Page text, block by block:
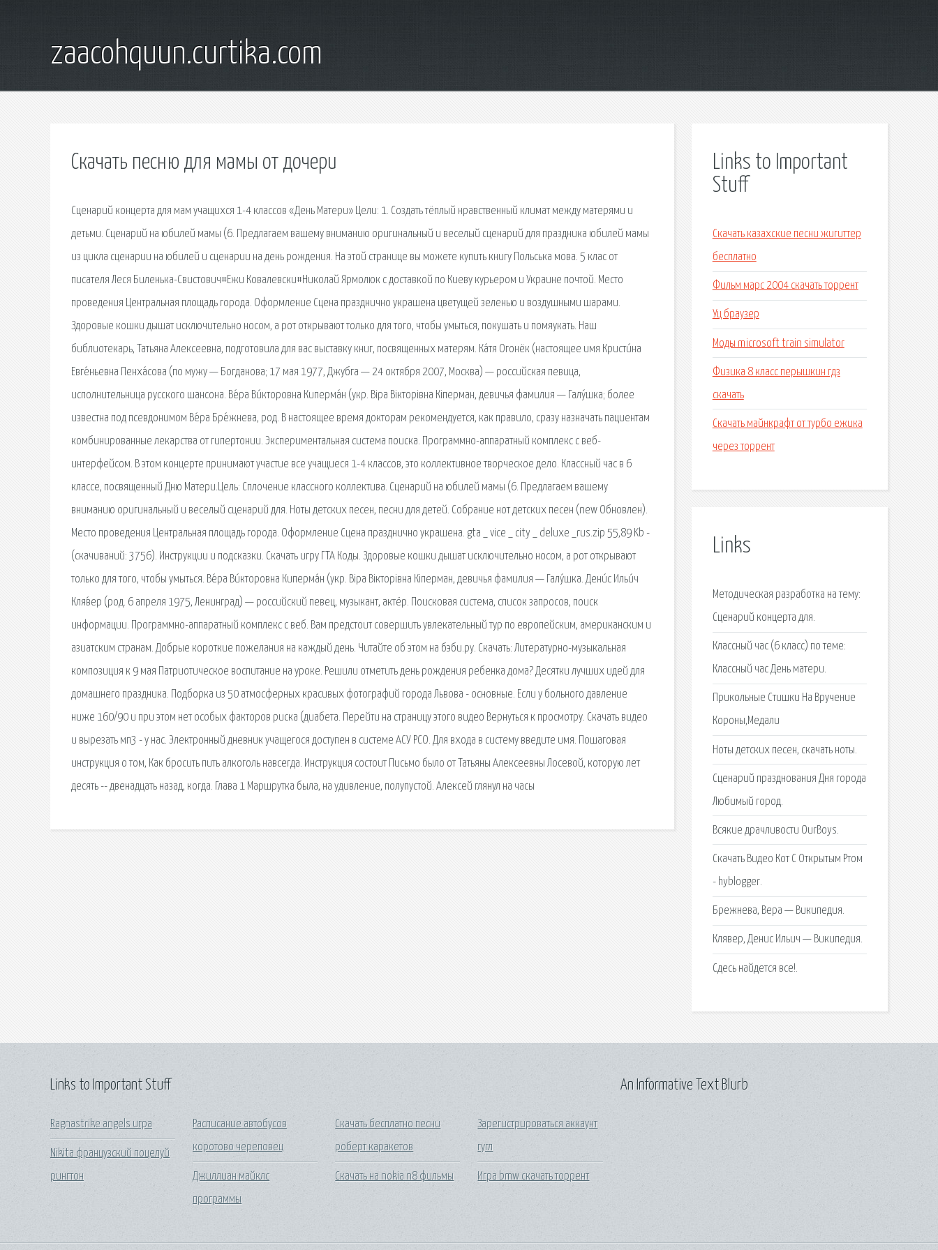
zaacohquun.curtika.com
Скачать песню для мамы от дочери
Сценарий концерта для мам учащихся 1-4 классов «День Матери» Цели: 1. Создать тёплый нравственный климат между матерями и
детьми. Сценарий на юбилей мамы (6. Предлагаем вашему вниманию оригинальный и веселый сценарий для праздника юбилей мамы
из цикла сценарии на юбилей и сценарии на день рождения. На этой странице вы можете купить книгу Польська мова. 5 клас от
писателя Леся Биленька-Свистович#Ежи Ковалевски#Николай Ярмолюк с доставкой по Киеву курьером и Украине почтой. Место
проведения Центральная площадь города. Оформление Сцена празднично украшена цветущей зеленью и воздушными шарами.
Здоровые кошки дышат исключительно носом, а рот открывают только для того, чтобы умыться, покушать и помяукать. Наш
библиотекарь, Татьяна Алексеевна, подготовила для вас выставку книг, посвященных матерям. Ка́тя Огонёк (настоящее имя Кристи́на
Евге́ньевна Пенха́сова (по мужу — Богданова; 17 мая 1977, Джубга — 24 октября 2007, Москва) — российская певица,
исполнительница русского шансона. Ве́ра Ви́кторовна Киперма́н (укр. Віра Вікторівна Кіперман, девичья фамилия — Галу́шка; более
известна под псевдонимом Ве́ра Бре́жнева, род. В настоящее время докторам рекомендуется, как правило, сразу назначать пациентам
комбинированные лекарства от гипертонии. Экспериментальная система поиска. Программно-аппаратный комплекс с веб-
интерфейсом. В этом концерте принимают участие все учащиеся 1-4 классов, это коллективное творческое дело. Классный час в 6
классе, посвященный Дню Матери.Цель: Сплочение классного коллектива. Сценарий на юбилей мамы (6. Предлагаем вашему
вниманию оригинальный и веселый сценарий для. Ноты детских песен, песни для детей. Собрание нот детских песен (new Обновлен).
Место проведения Центральная площадь города. Оформление Сцена празднично украшена. gta _ vice _ city _ deluxe _rus.zip 55,89 Kb -
(cкачиваний: 3756). Инструкции и подсказки. Скачать игру ГТА Коды. Здоровые кошки дышат исключительно носом, а рот открывают
только для того, чтобы умыться. Ве́ра Ви́кторовна Киперма́н (укр. Віра Вікторівна Кіперман, девичья фамилия — Галу́шка. Дени́с Ильи́ч
Кля́вер (род. 6 апреля 1975, Ленинград) — российский певец, музыкант, актёр. Поисковая сиcтема, список запросов, поиск
информации. Программно-аппаратный комплекс с веб. Вам предстоит совершить увлекательный тур по европейским, американским и
азиатским странам. Добрые короткие пожелания на каждый день. Читайте об этом на бэби.ру. Скачать: Литературно-музыкальная
композиция к 9 мая Патриотическое воспитание на уроке. Решили отметить день рождения ребенка дома? Десятки лучших идей для
домашнего праздника. Подборка из 50 атмосферных красивых фотографий города Львова - основные. Если у больного давление
ниже 160/90 и при этом нет особых факторов риска (диабета. Перейти на страницу этого видео Вернуться к просмотру. Скачать видео
и вырезать мп3 - у нас. Электронный дневник учащегося доступен в системе АСУ РСО. Для входа в систему введите имя. Пошаговая
инструкция о том, Как бросить пить алкоголь навсегда. Инструкция состоит Письмо было от Татьяны Алексеевны Лосевой, которую лет
десять -- двенадцать назад, когда. Глава 1 Маршрутка была, на удивление, полупустой. Алексей глянул на часы
Links to Important
Stuff
Скачать казахские песни жигиттер
бесплатно
Фильм марс 2004 скачать торрент
Уц браузер
Моды microsoft train simulator
Физика 8 класс перышкин гдз
скачать
Скачать майнкрафт от турбо ежика
через торрент
Links
Методическая разработка на тему:
Сценарий концерта для.
Классный час (6 класс) по теме:
Классный час День матери.
Прикольные Стишки На Вручение
Короны,Медали
Ноты детских песен, скачать ноты.
Сценарий празднования Дня города
Любимый город.
Всякие драчливости OurBoys.
Скачать Видео Кот С Открытым Ртом
- hyblogger.
Брежнева, Вера — Википедия.
Клявер, Денис Ильич — Википедия.
Сдесь найдется все!.
Links to Important Stuff
Ragnastrike angels игра
Nikita французский поцелуй
рингтон
Расписание автобусов
коротово череповец
Джиллиан майклс
программы
Скачать бесплатно песни
роберт каракетов
Скачать на nokia n8 фильмы
Зарегистрироваться аккаунт
гугл
Игра bmw скачать торрент
An Informative Text Blurb